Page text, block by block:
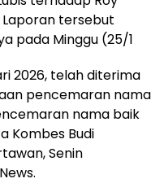
Laporan tersebut
pada Minggu (25/1
2026, telah diterima
pencemaran nama
nama baik
Kombes Budi
Senin